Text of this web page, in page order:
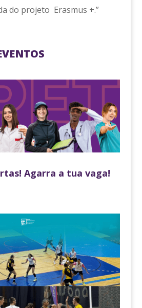
do projeto Erasmus +.”
Agarra a tua vaga!